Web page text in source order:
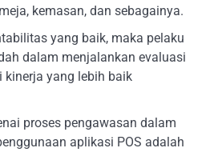
kemasan, dan sebagainya.
yang baik, maka pelaku
dalam menjalankan evaluasi
kinerja yang lebih baik
proses pengawasan dalam
aplikasi POS adalah